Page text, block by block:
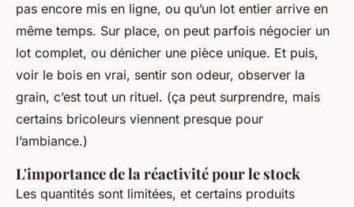
pas encore mis en ligne, ou qu’un lot entier arrive en
même temps. Sur place, on peut parfois négocier un
lot complet, ou dénicher une pièce unique. Et puis,
voir le bois en vrai, sentir son odeur, observer la
grain, c’est tout un rituel. (ça peut surprendre, mais
certains bricoleurs viennent presque pour
l’ambiance.)
L'importance de la réactivité pour le stock
Les quantités sont limitées, et certains produits